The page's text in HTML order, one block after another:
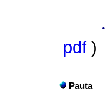
·
pdf )
Pauta